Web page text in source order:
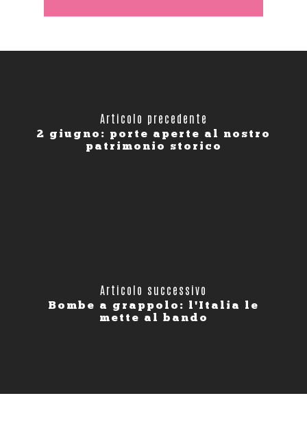
Articolo precedente
2 giugno: porte aperte al nostro
patrimonio storico
Articolo successivo
Bombe a grappolo: l'Italia le
mette al bando